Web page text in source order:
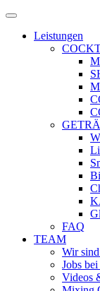
Zum
springen
Menü
öffnenLeistungen
FAQ
TEAM
Wir
Jobs
Videos